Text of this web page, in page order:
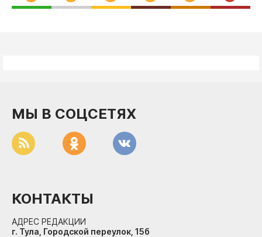
МЫ В СОЦСЕТЯХ
КОНТАКТЫ
АДРЕС РЕДАКЦИИ
г. Тула, Городской переулок, 15б